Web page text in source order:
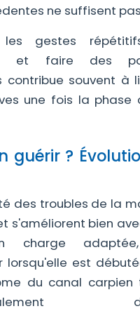
ne suffisent
les gestes
et faire des
contribue souvent à
une fois la phase
guérir ?
des troubles de la
s'améliorent bien
charge
lorsqu'elle est
du canal carpien